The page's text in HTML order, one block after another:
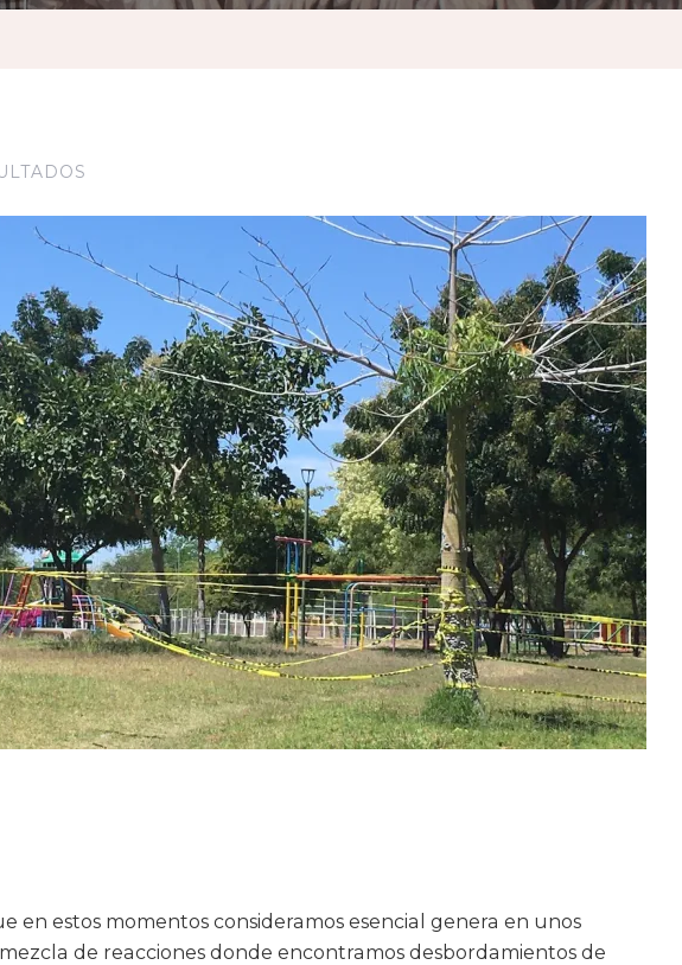
en estos momentos consideramos esencial genera en unos
de reacciones donde encontramos desbordamientos de